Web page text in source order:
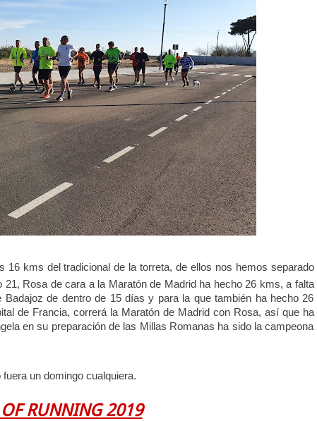
16 kms del tradicional de la torreta, de ellos nos hemos separado
Rosa de cara a la Maratón de Madrid ha hecho 26 kms, a falta
de dentro de 15 días y para la que también ha hecho 26
de Francia, correrá la Maratón de Madrid con Rosa, así que ha
en su preparación de las Millas Romanas ha sido la campeona
un domingo cualquiera.
OF RUNNING 2019